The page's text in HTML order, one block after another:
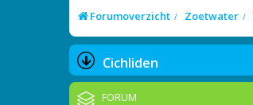
Forumoverzicht Zoetwater
Cichliden
FORUM